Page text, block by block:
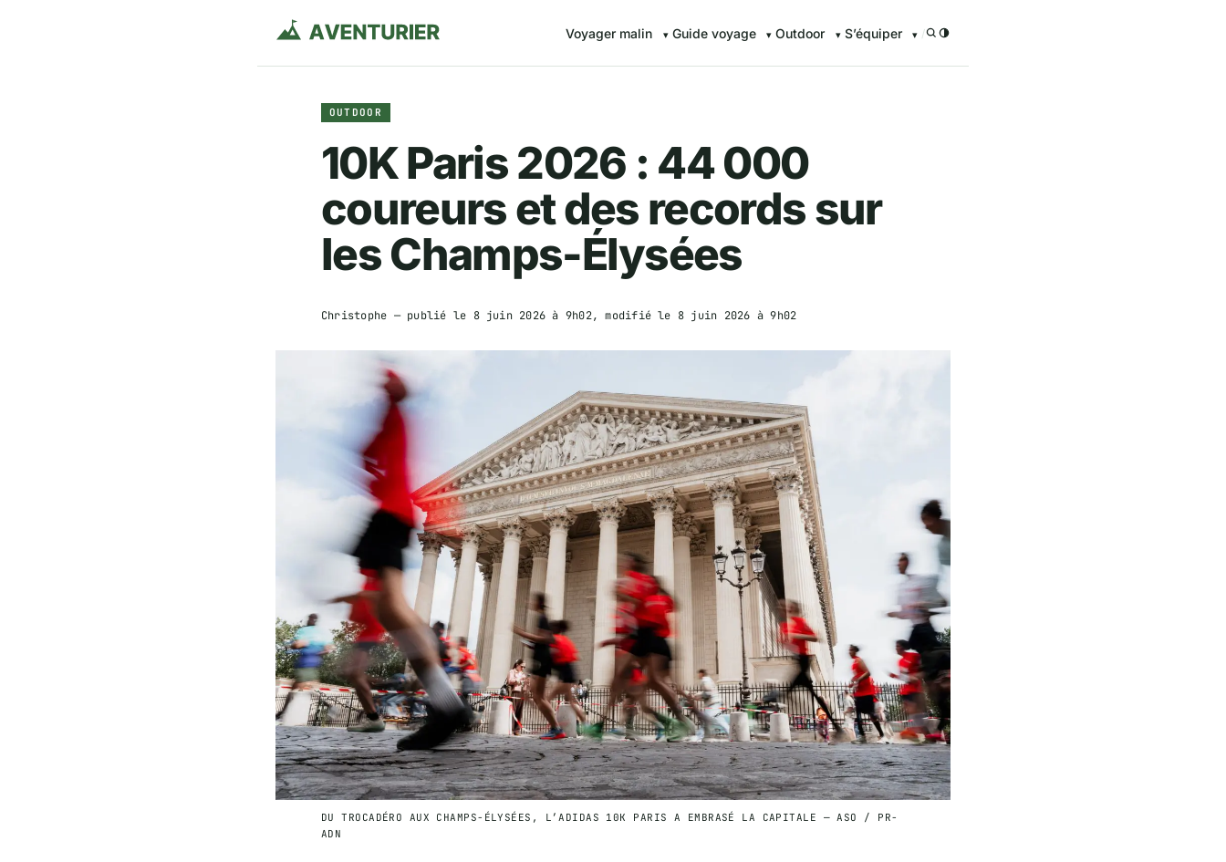
Voyager malin Guide voyage Outdoor S’équiper /
OUTDOOR
10K Paris 2026 : 44 000
coureurs et des records sur
les Champs-Élysées
Christophe — publié le 8 juin 2026 à 9h02, modifié le 8 juin 2026 à 9h02
DU TROCADÉRO AUX CHAMPS-ÉLYSÉES, L’ADIDAS 10K PARIS A EMBRASÉ LA CAPITALE — ASO / PR-
ADN